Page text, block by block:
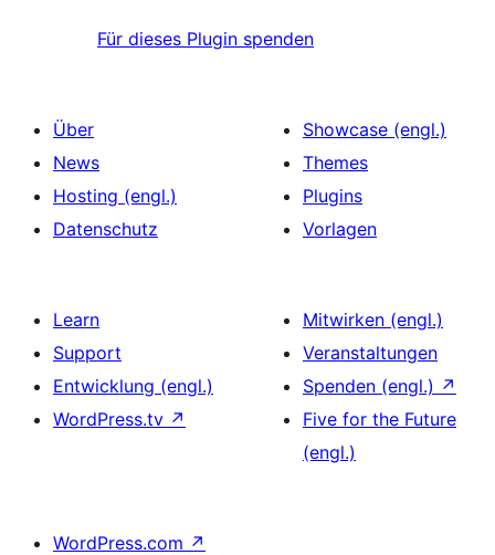
Für dieses Plugin spenden
Über
News
Hosting (engl.)
Datenschutz
Showcase (engl.)
Themes
Plugins
Vorlagen
Learn
Support
Entwicklung (engl.)
WordPress.tv ↗
Mitwirken (engl.)
Veranstaltungen
Spenden (engl.) ↗
Five for the Future
(engl.)
WordPress.com ↗